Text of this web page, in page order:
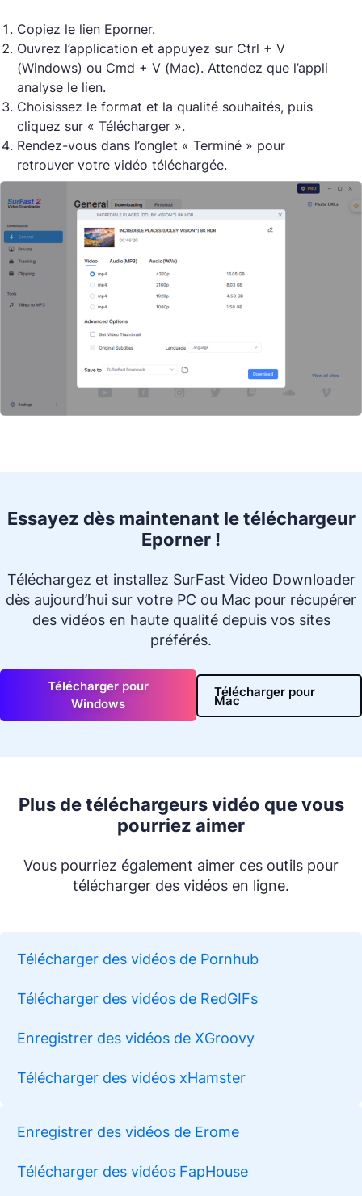
Copiez le lien Eporner.
Ouvrez l’application et appuyez sur Ctrl + V
(Windows) ou Cmd + V (Mac). Attendez que l’appli
analyse le lien.
Choisissez le format et la qualité souhaités, puis
cliquez sur « Télécharger ».
Rendez-vous dans l’onglet « Terminé » pour
retrouver votre vidéo téléchargée.
Essayez dès maintenant le téléchargeur
Eporner !
Téléchargez et installez SurFast Video Downloader
dès aujourd’hui sur votre PC ou Mac pour récupérer
des vidéos en haute qualité depuis vos sites
préférés.
Télécharger pour
Windows
Télécharger pour
Mac
Plus de téléchargeurs vidéo que vous
pourriez aimer
Vous pourriez également aimer ces outils pour
télécharger des vidéos en ligne.
Télécharger des vidéos de Pornhub
Télécharger des vidéos de RedGIFs
Enregistrer des vidéos de XGroovy
Télécharger des vidéos xHamster
Enregistrer des vidéos de Erome
Télécharger des vidéos FapHouse